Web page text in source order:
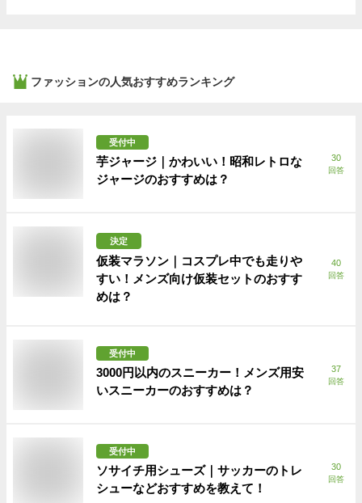
ファッションの人気おすすめランキング
受付中
芋ジャージ｜かわいい！昭和レトロな
ジャージのおすすめは？
30
回答
決定
仮装マラソン｜コスプレ中でも走りや
すい！メンズ向け仮装セットのおすす
めは？
40
回答
受付中
3000円以内のスニーカー！メンズ用安
いスニーカーのおすすめは？
37
回答
受付中
ソサイチ用シューズ｜サッカーのトレ
シューなどおすすめを教えて！
30
回答